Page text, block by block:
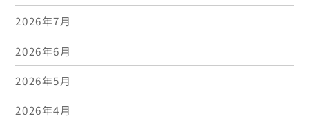
2026年7月
2026年6月
2026年5月
2026年4月